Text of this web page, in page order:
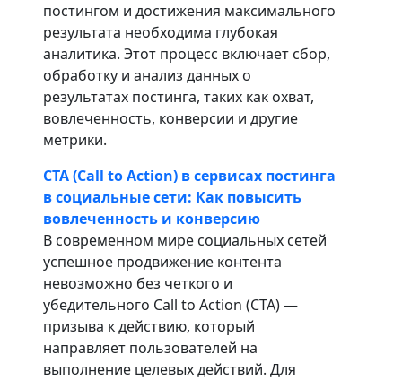
постингом и достижения максимального
результата необходима глубокая
аналитика. Этот процесс включает сбор,
обработку и анализ данных о
результатах постинга, таких как охват,
вовлеченность, конверсии и другие
метрики.
CTA (Call to Action) в сервисах постинга
в социальные сети: Как повысить
вовлеченность и конверсию
В современном мире социальных сетей
успешное продвижение контента
невозможно без четкого и
убедительного Call to Action (CTA) —
призыва к действию, который
направляет пользователей на
выполнение целевых действий. Для